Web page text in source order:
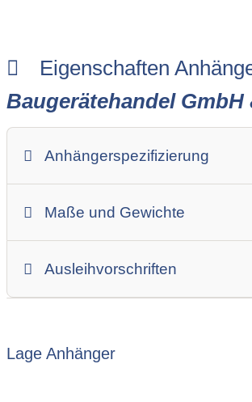
Eigenschaften
Baugerätehandel GmbH
Anhängerspezifizierung
Maße und Gewichte
Ausleihvorschriften
Bereitstellung und Rückgabe des
Lage Anhänger